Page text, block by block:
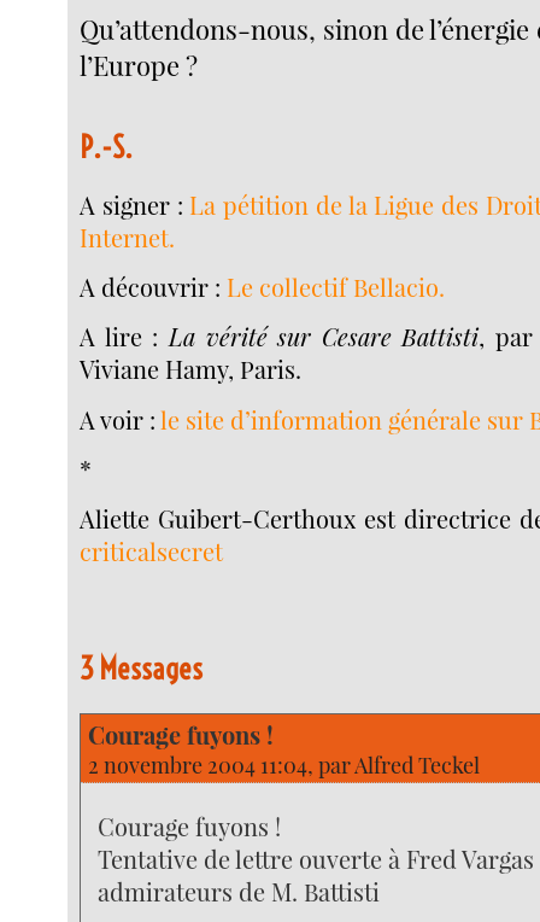
Qu’attendons-nous, sinon de
l’Europe ?
P.-S.
A signer : La pétition de la Ligue des
Internet.
A découvrir : Le collectif Bellacio.
A lire :La vérité sur Cesare Battisti, par
Viviane Hamy, Paris.
A voir :le site d’information générale sur
*
Aliette Guibert-Certhoux est directrice
criticalsecret
3 Messages
Courage fuyons !
2 novembre 2004 11:04, parAlfred Teckel
Courage fuyons !
Tentative de lettre ouverte à Fred
admirateurs de M. Battisti